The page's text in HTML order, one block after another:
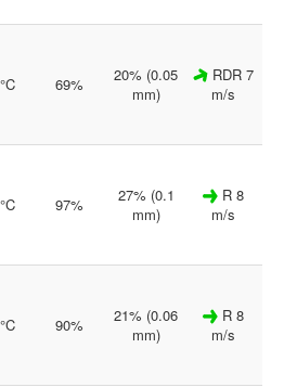
°C 69%
20% (0.05
mm)
RDR 7
m/s
°C 97%
27% (0.1
mm)
R 8
m/s
°C 90%
21% (0.06
mm)
R 8
m/s